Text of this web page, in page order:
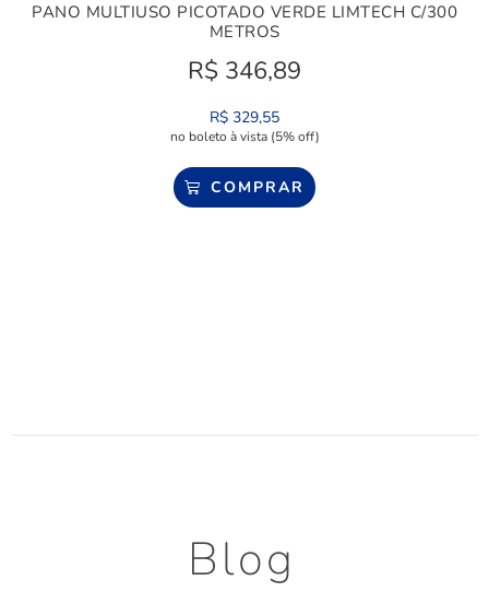
PANO MULTIUSO PICOTADO VERDE LIMTECH C/300
METROS
R$ 346,89
R$ 329,55
no boleto à vista (5% off)
COMPRAR
Blog